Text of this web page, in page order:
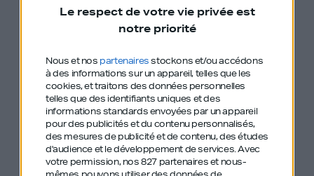
Le respect de votre vie privée est
notre priorité
Nous et nos partenairesstockons et/ou accédons
à des informations sur un appareil, telles que les
cookies, et traitons des données personnelles
telles que des identifiants uniques et des
informations standards envoyées par un appareil
pour des publicités et du contenu personnalisés,
des mesures de publicité et de contenu, des études
d'audience et le développement de services.Avec
votre permission, nos 827 partenaires et nous-
L’importance des données pour améliorer la
Le rôle de l’IA et des objets connectés
Comment se développer en Allemagne
La prévalence du produit pour toute entreprise